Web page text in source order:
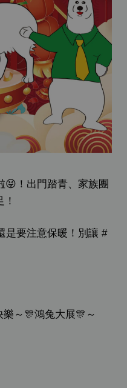
😝！出門踏青、家族團
是要注意保暖！別讓 #
～🎊鴻兔大展🎊～